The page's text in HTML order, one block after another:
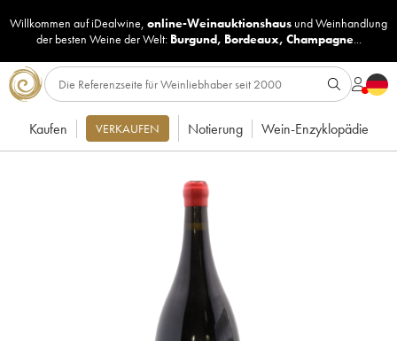
Willkommen auf iDealwine, online-Weinauktionshaus undWeinhandlung
der besten Weine der Welt: Burgund, Bordeaux, Champagne...
Kaufen VERKAUFEN Notierung Wein-Enzyklopädie